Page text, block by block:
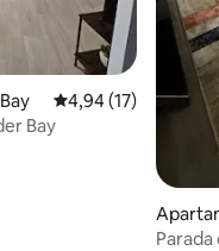
4,94 de uma
4,94 (17)
Bay